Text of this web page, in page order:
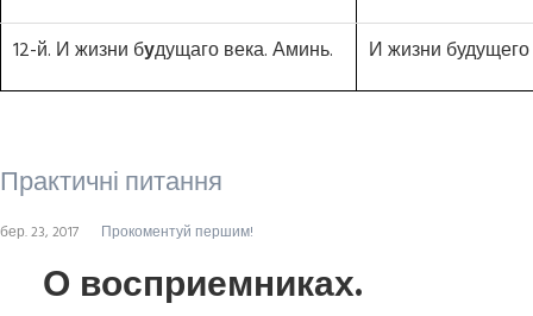
12-й. И жизни будущаго века. Аминь. И жизни будущего
Практичні питання
бер. 23, 2017 Прокоментуй першим!
О восприемниках.